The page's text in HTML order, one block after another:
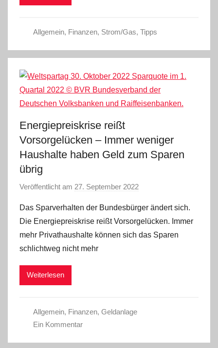
Allgemein, Finanzen, Strom/Gas, Tipps
Energiepreiskrise reißt
Vorsorgelücken – Immer weniger
Haushalte haben Geld zum Sparen
übrig
Veröffentlicht am 27. September 2022
n
a
d
Das Sparverhalten der Bundesbürger ändert sich.
Die Energiepreiskrise reißt Vorsorgelücken. Immer
mehr Privathaushalte können sich das Sparen
schlichtweg nicht mehr
Weiterlesen
Allgemein, Finanzen, Geldanlage
Ein Kommentar